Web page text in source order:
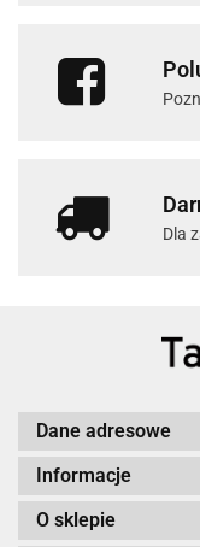
Dla
Dane adresowe
Informacje
O sklepie